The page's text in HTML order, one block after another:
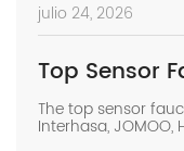
julio 24, 2026
The top sensor
Interhasa, JOMOO,